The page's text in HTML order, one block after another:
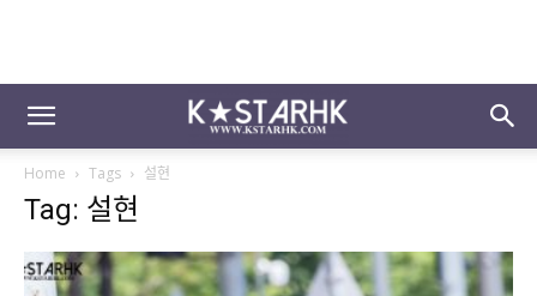
Home Tags 설현
Tag: 설현